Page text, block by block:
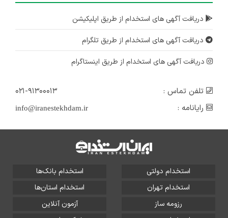
دریافت آگهی های استخدام از طریق اپلیکیشن
دریافت آگهی های استخدام از طریق تلگرام
دریافت آگهی های استخدام از طریق اینستاگرام
تلفن تماس :
۰۲۱-۹۱۳۰۰۰۱۳
رایانامه :
info@iranestekhdam.ir
استخدام دولتی
استخدام بانک‌ها
استخدام تهران
استخدام استان‌ها
رزومه ساز
آزمون آنلاین